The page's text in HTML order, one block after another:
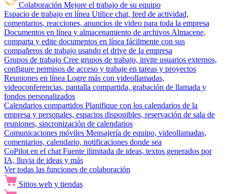
Colaboración Mejore el trabajo de su equipo
Espacio de trabajo en línea Utilice chat, feed de actividad,
comentarios, reacciones, anuncios de video para toda la empresa
Documentos en línea y almacenamiento de archivos Almacene,
comparta y edite documentos en línea fácilmente con sus
compañeros de trabajo usando el drive de la empresa
Grupos de trabajo Cree grupos de trabajo, invite usuarios externos,
configure permisos de acceso y trabaje en tareas y proyectos
Reuniones en línea Logre más con videollamadas,
videoconferencias, pantalla compartida, grabación de llamada y
fondos personalizados
Calendarios compartidos Planifique con los calendarios de la
empresa y personales, espacios disponibles, reservación de sala de
reuniones, sincronización de calendarios
Comunicaciones móviles Mensajería de equipo, videollamadas,
comentarios, calendario, notificaciones donde sea
CoPilot en el chat Fuente ilimitada de ideas, textos generados por
IA, lluvia de ideas y más
Ver todas las funciones de colaboración
Sitios web y tiendas